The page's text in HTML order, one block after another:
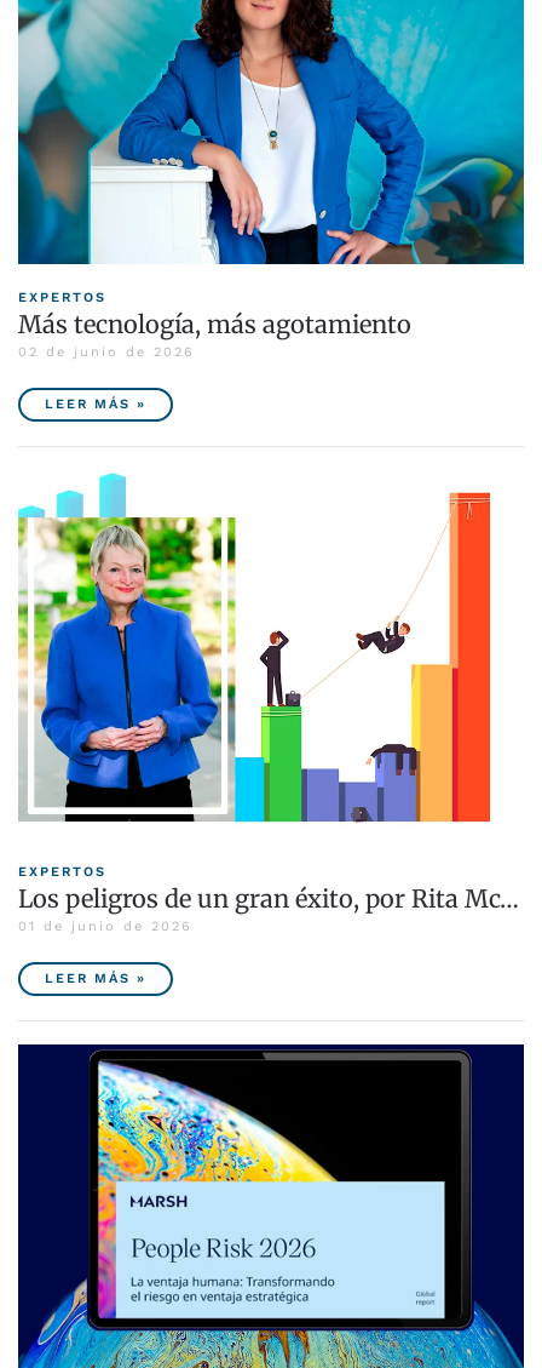
EXPERTOS
Más tecnología, más agotamiento
02 de junio de 2026
LEER MÁS »
EXPERTOS
Los peligros de un gran éxito, por Rita Mc…
01 de junio de 2026
LEER MÁS »